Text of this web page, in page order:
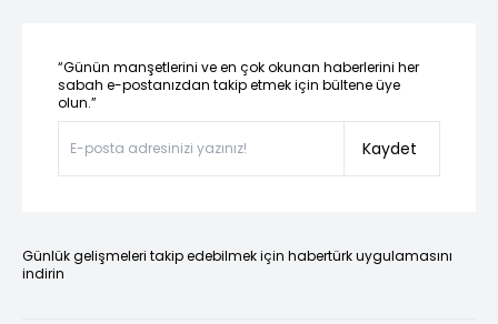
“Günün manşetlerini ve en çok okunan haberlerini her
sabah e-postanızdan takip etmek için bültene üye
olun.”
Kaydet
Günlük gelişmeleri takip edebilmek için habertürk uygulamasını
indirin